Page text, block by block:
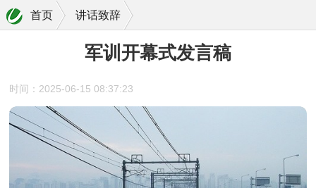
首页 讲话致辞
军训开幕式发言稿
时间：2025-06-15 08:37:23